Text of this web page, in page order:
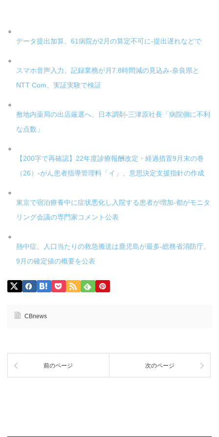
データ提出加算、61病院が2月の算定不可に-提出遅れなどで
スマホ音声入力、記録業務が月7.8時間減の見込み-奈良県と
NTT Com、実証実験で検証
敷地内薬局の出店厳選へ、日本調剤-三津原社長「病院側に不利
な点数」
【200字で再確認】22年度診療報酬改定・経過措置9月末の巻
（26）-がん患者指導管理料「イ」、意思決定支援指針の作成
東京で宿泊療養中に症状悪化し入院する患者が増加-都がモニタ
リング会議の専門家コメント公表
熱中症、人口当たりの救急搬送は鹿児島が最多-総務省消防庁、
9月の確定値の概要を公表
CBnews
前のページ 次のページ